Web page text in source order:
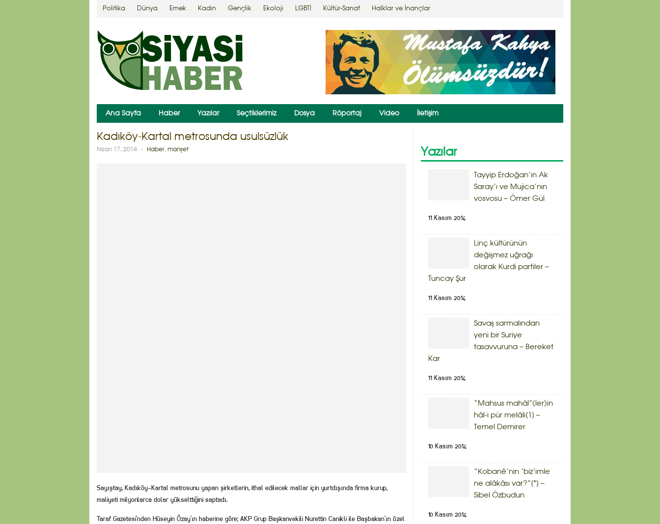
Politika Dünya Emek Kadın Gençlik Ekoloji LGBTİ Kültür-Sanat Halklar ve İnançlar
Ana Sayfa Haber Yazılar Seçtiklerimiz Dosya Röportaj Video İletişim
Kadıköy-Kartal metrosunda usulsüzlük
Nisan 17, 2014 - Haber, manşet
Sayıştay, Kadıköy-Kartal metrosunu yapan şirketlerin, ithal edilecek mallar için yurtdışında firma kurup,
maliyeti milyonlarca dolar yükselttiğini saptadı.
Taraf Gazetesi’nden Hüseyin Özay’ın haberine göre; AKP Grup Başkanvekili Nurettin Canikli ile Başbakan’ın özel
Yazılar
Tayyip Erdoğan’ın Ak
Saray’ı ve Mujica’nın
vosvosu – Ömer Gül
11 Kasım 2014
Linç kültürünün
değişmez uğrağı
olarak Kurdi partiler –
Tuncay Şur
11 Kasım 2014
Savaş sarmalından
yeni bir Suriye
tasavvuruna – Bereket
Kar
11 Kasım 2014
“Mahsus mahâl”(ler)in
hâl-i pür melâli[1] –
Temel Demirer
10 Kasım 2014
“Kobanê’nin ‘biz’imle
ne alâkâsı var?”[*] –
Sibel Özbudun
10 Kasım 2014